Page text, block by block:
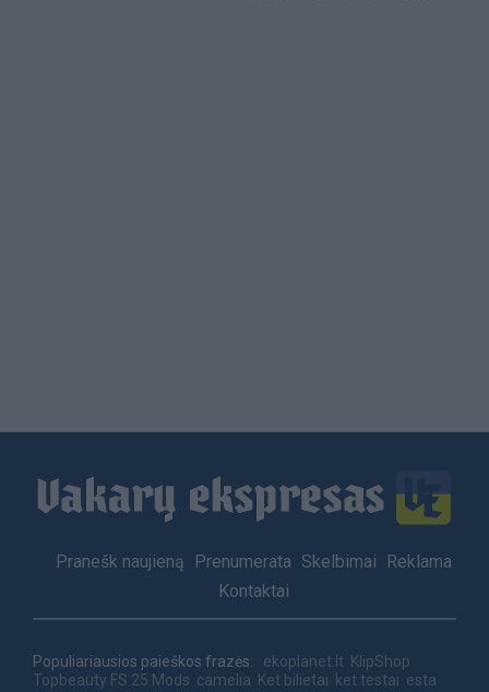
Footer
Pranešk naujieną Prenumerata Skelbimai
Reklama
Kontaktai
Populiariausios paieškos frazės: ekoplanet.lt KlipShop
Topbeauty FS 25 Mods camelia Ket bilietai ket testai esta